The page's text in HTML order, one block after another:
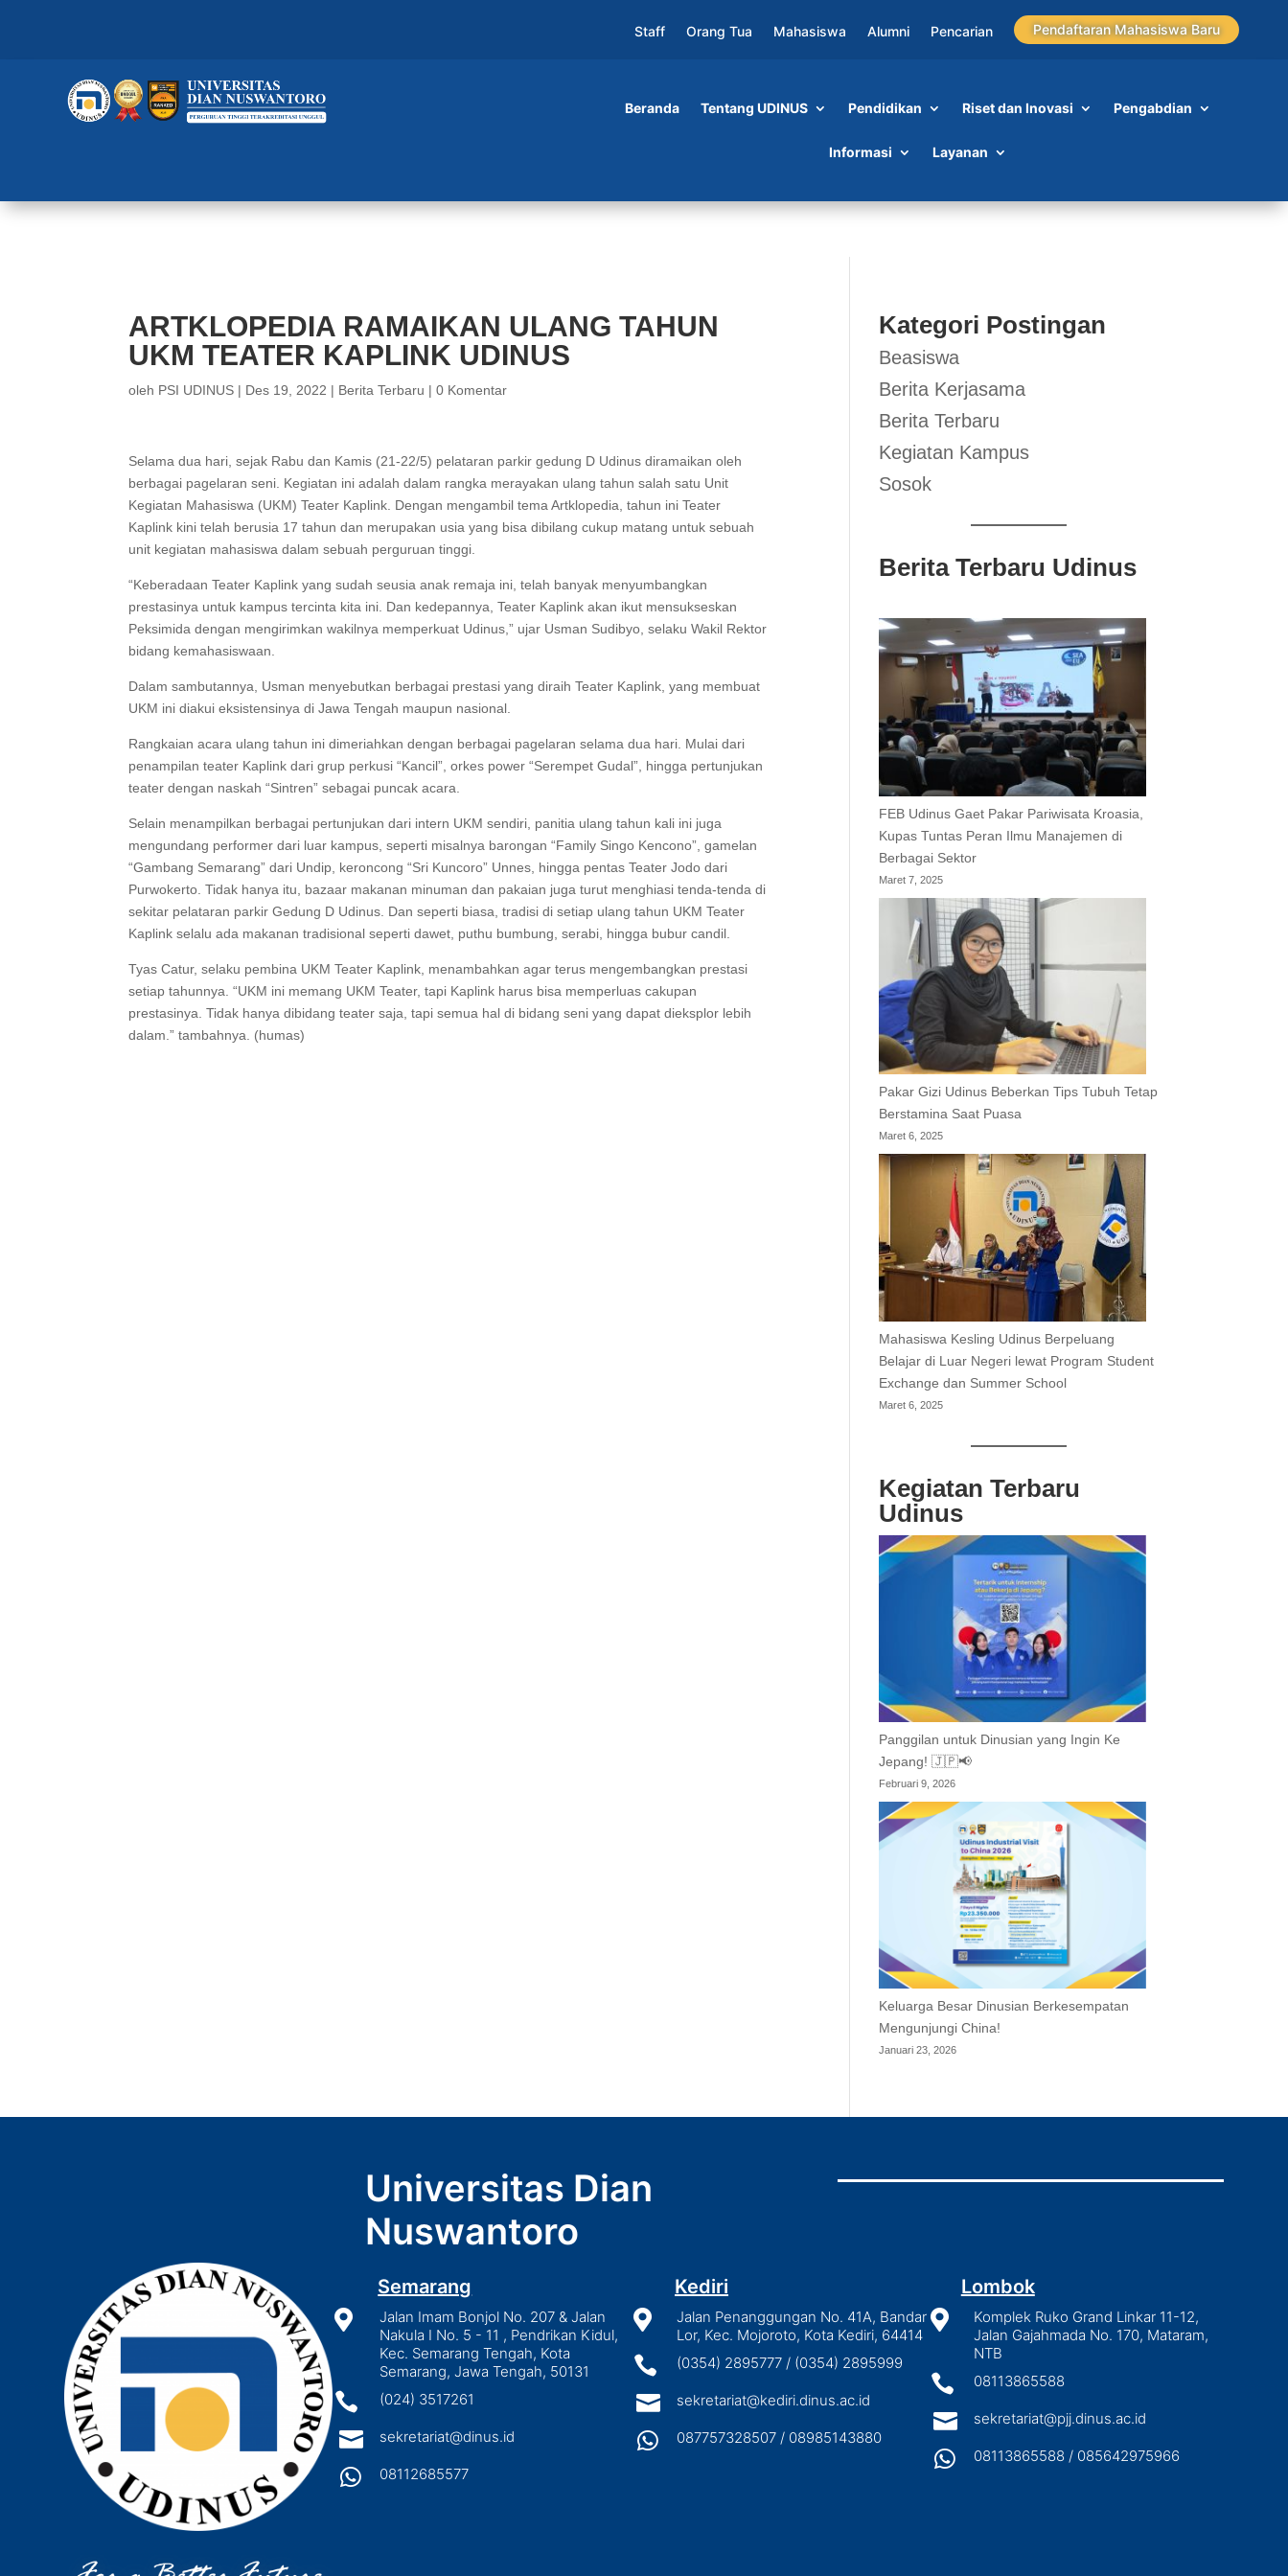
Staff Orang Tua Mahasiswa Alumni Pencarian Pendaftaran Mahasiswa Baru
Beranda Tentang UDINUS Pendidikan Riset dan Inovasi Pengabdian
Informasi Layanan
ARTKLOPEDIA RAMAIKAN ULANG TAHUN
UKM TEATER KAPLINK UDINUS
oleh PSI UDINUS | Des 19, 2022 | Berita Terbaru |0 Komentar
Selama dua hari, sejak Rabu dan Kamis (21-22/5) pelataran parkir gedung D Udinus diramaikan oleh
berbagai pagelaran seni. Kegiatan ini adalah dalam rangka merayakan ulang tahun salah satu Unit
Kegiatan Mahasiswa (UKM) Teater Kaplink. Dengan mengambil tema Artklopedia, tahun ini Teater
Kaplink kini telah berusia 17 tahun dan merupakan usia yang bisa dibilang cukup matang untuk sebuah
unit kegiatan mahasiswa dalam sebuah perguruan tinggi.
“Keberadaan Teater Kaplink yang sudah seusia anak remaja ini, telah banyak menyumbangkan
prestasinya untuk kampus tercinta kita ini. Dan kedepannya, Teater Kaplink akan ikut mensukseskan
Peksimida dengan mengirimkan wakilnya memperkuat Udinus,” ujar Usman Sudibyo, selaku Wakil Rektor
bidang kemahasiswaan.
Dalam sambutannya, Usman menyebutkan berbagai prestasi yang diraih Teater Kaplink, yang membuat
UKM ini diakui eksistensinya di Jawa Tengah maupun nasional.
Rangkaian acara ulang tahun ini dimeriahkan dengan berbagai pagelaran selama dua hari. Mulai dari
penampilan teater Kaplink dari grup perkusi “Kancil”, orkes power “Serempet Gudal”, hingga pertunjukan
teater dengan naskah “Sintren” sebagai puncak acara.
Selain menampilkan berbagai pertunjukan dari intern UKM sendiri, panitia ulang tahun kali ini juga
mengundang performer dari luar kampus, seperti misalnya barongan “Family Singo Kencono”, gamelan
“Gambang Semarang” dari Undip, keroncong “Sri Kuncoro” Unnes, hingga pentas Teater Jodo dari
Purwokerto. Tidak hanya itu, bazaar makanan minuman dan pakaian juga turut menghiasi tenda-tenda di
sekitar pelataran parkir Gedung D Udinus. Dan seperti biasa, tradisi di setiap ulang tahun UKM Teater
Kaplink selalu ada makanan tradisional seperti dawet, puthu bumbung, serabi, hingga bubur candil.
Tyas Catur, selaku pembina UKM Teater Kaplink, menambahkan agar terus mengembangkan prestasi
setiap tahunnya. “UKM ini memang UKM Teater, tapi Kaplink harus bisa memperluas cakupan
prestasinya. Tidak hanya dibidang teater saja, tapi semua hal di bidang seni yang dapat dieksplor lebih
dalam.” tambahnya. (humas)
Kategori Postingan
Beasiswa
Berita Kerjasama
Berita Terbaru
Kegiatan Kampus
Sosok
Berita Terbaru Udinus
FEB Udinus Gaet Pakar Pariwisata Kroasia,
Kupas Tuntas Peran Ilmu Manajemen di
Berbagai Sektor
Maret 7, 2025
Pakar Gizi Udinus Beberkan Tips Tubuh Tetap
Berstamina Saat Puasa
Maret 6, 2025
Mahasiswa Kesling Udinus Berpeluang
Belajar di Luar Negeri lewat Program Student
Exchange dan Summer School
Maret 6, 2025
Kegiatan Terbaru
Udinus
Panggilan untuk Dinusian yang Ingin Ke
Jepang! 🇯🇵📢
Februari 9, 2026
Keluarga Besar Dinusian Berkesempatan
Mengunjungi China!
Januari 23, 2026
Universitas Dian
Nuswantoro
Semarang

Jalan Imam Bonjol No. 207 & Jalan
Nakula I No. 5 - 11 , Pendrikan Kidul,
Kec. Semarang Tengah, Kota
Semarang, Jawa Tengah, 50131
 (024) 3517261
 sekretariat@dinus.id
 08112685577
Kediri

Jalan Penanggungan No. 41A, Bandar
Lor, Kec. Mojoroto, Kota Kediri, 64414
 (0354) 2895777 / (0354) 2895999
 sekretariat@kediri.dinus.ac.id
 087757328507 / 08985143880
Lombok

Komplek Ruko Grand Linkar 11-12,
Jalan Gajahmada No. 170, Mataram,
NTB
 08113865588
 sekretariat@pjj.dinus.ac.id
 08113865588 / 085642975966